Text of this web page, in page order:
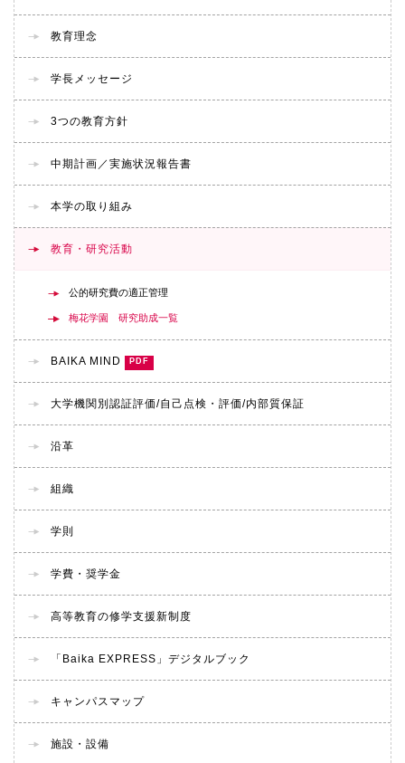
教育理念
学長メッセージ
3つの教育方針
中期計画／実施状況報告書
本学の取り組み
教育・研究活動
公的研究費の適正管理
梅花学園 研究助成一覧
BAIKA MIND
大学機関別認証評価/自己点検・評価/内部質保証
沿革
組織
学則
学費・奨学金
高等教育の修学支援新制度
「Baika EXPRESS」デジタルブック
キャンパスマップ
施設・設備